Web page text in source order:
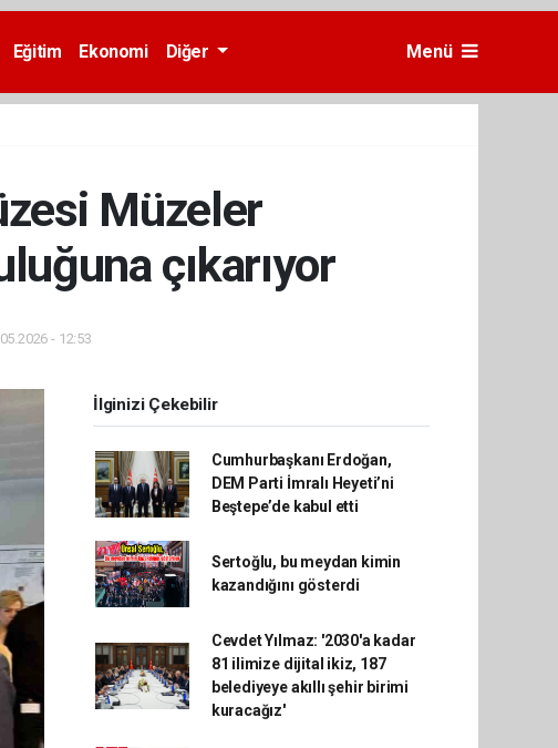
Eğitim Ekonomi Diğer Menü
Müzeler
çıkarıyor
- 12:53
İlginizi Çekebilir
Cumhurbaşkanı Erdoğan,
DEM Parti İmralı Heyeti’ni
Beştepe’de kabul etti
Sertoğlu, bu meydan kimin
kazandığını gösterdi
Cevdet Yılmaz: '2030'a kadar
81 ilimize dijital ikiz, 187
belediyeye akıllı şehir birimi
kuracağız'